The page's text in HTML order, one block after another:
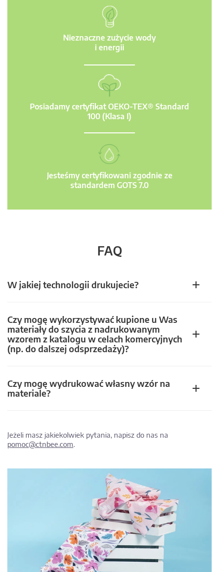
Nieznaczne zużycie wody
i energii
Posiadamy certyfikat OEKO-TEX® Standard
100 (Klasa I)
Jesteśmy certyfikowani zgodnie ze
standardem GOTS 7.0
FAQ
W jakiej technologii drukujecie?
Czy mogę wykorzystywać kupione u Was
materiały do szycia z nadrukowanym
wzorem z katalogu w celach komercyjnych
(np. do dalszej odsprzedaży)?
Czy mogę wydrukować własny wzór na
materiale?
Jeżeli masz jakiekolwiek pytania, napisz do nas na
pomoc@ctnbee.com.